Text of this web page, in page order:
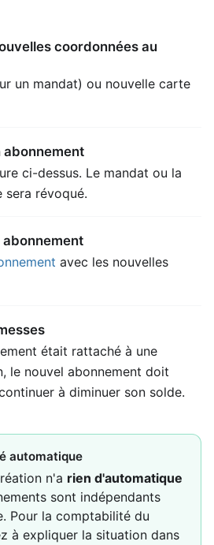
coordonnées au
un mandat) ou nouvelle carte
abonnement
ci-dessus. Le mandat ou la
révoqué.
abonnement
avec les nouvelles
était rattaché à une
le nouvel abonnement doit
à diminuer son solde.
automatique
n'a rien d'automatique
sont indépendants
Pour la comptabilité du
à expliquer la situation dans